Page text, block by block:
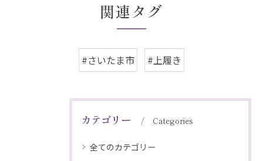
関連タグ
#さいたま市 #上履き
カテゴリー Categories
全てのカテゴリー